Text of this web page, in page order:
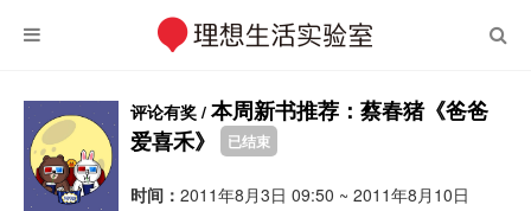
评论有奖 / 本周新书推荐：蔡春猪《爸爸
爱喜禾》
已结束
时间： 2011年8月3日 09:50 ~ 2011年8月10日